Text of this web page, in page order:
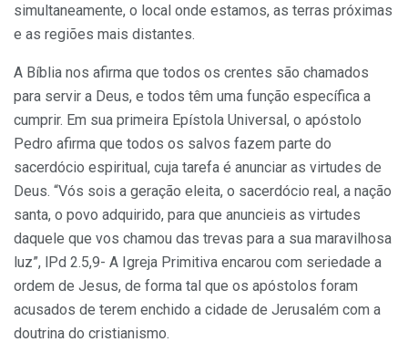
simultaneamente, o local onde estamos, as terras pró­ximas
e as regiões mais distantes.
A Bíblia nos afirma que todos os crentes são chamados
para servir a Deus, e todos têm uma função específica a
cumprir. Em sua primeira Epís­tola Universal, o apóstolo
Pedro afirma que todos os salvos fazem parte do
sacerdócio espiritual, cuja tarefa é anunciar as virtudes de
Deus. “Vós sois a geração eleita, o sacerdócio real, a nação
santa, o povo adqui­rido, para que anuncieis as virtudes
daquele que vos chamou das trevas para a sua maravilhosa
luz”, lPd 2.5,9- A Igreja Primitiva encarou com seriedade a
ordem de Jesus, de forma tal que os apóstolos foram
acusados de terem enchido a cidade de Jerusalém com a
doutrina do cristianismo.